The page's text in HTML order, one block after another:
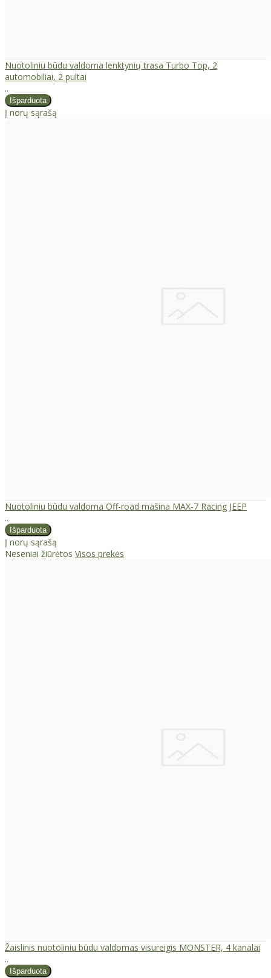
Nuotoliniu būdu valdoma lenktynių trasa Turbo Top, 2
automobiliai, 2 pultai
..
Į norų sąrašą
Nuotoliniu būdu valdoma Off-road mašina MAX-7 Racing JEEP
..
Į norų sąrašą
Neseniai žiūrėtos Visos prekės
Žaislinis nuotoliniu būdu valdomas visureigis MONSTER, 4 kanalai
..